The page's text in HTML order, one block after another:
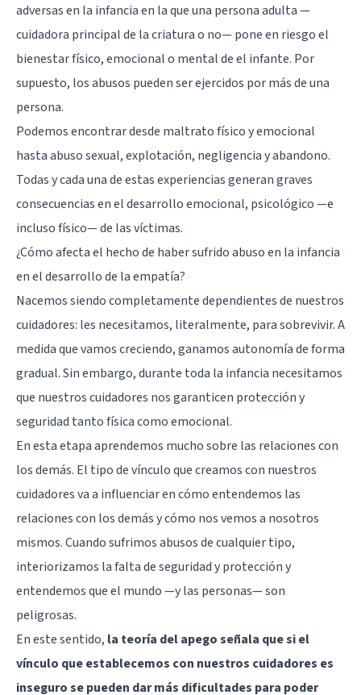
adversas en la infancia en la que una persona adulta —
cuidadora principal de la criatura o no— pone en riesgo el
bienestar físico, emocional o mental de el infante. Por
supuesto, los abusos pueden ser ejercidos por más de una
persona.
Podemos encontrar desde maltrato físico y emocional
hasta abuso sexual, explotación, negligencia y abandono.
Todas y cada una de estas experiencias generan graves
consecuencias en el desarrollo emocional, psicológico —e
incluso físico— de las víctimas.
¿Cómo afecta el hecho de haber sufrido abuso en la infancia
en el desarrollo de la empatía?
Nacemos siendo completamente dependientes de nuestros
cuidadores: les necesitamos, literalmente, para sobrevivir. A
medida que vamos creciendo, ganamos autonomía de forma
gradual. Sin embargo, durante toda la infancia necesitamos
que nuestros cuidadores nos garanticen protección y
seguridad tanto física como emocional.
En esta etapa aprendemos mucho sobre las relaciones con
los demás. El tipo de vínculo que creamos con nuestros
cuidadores va a influenciar en cómo entendemos las
relaciones con los demás y cómo nos vemos a nosotros
mismos. Cuando sufrimos abusos de cualquier tipo,
interiorizamos la falta de seguridad y protección y
entendemos que el mundo —y las personas— son
peligrosas.
En este sentido, la teoría del apego señala que si el
vínculo que establecemos con nuestros cuidadores es
inseguro se pueden dar más dificultades para poder